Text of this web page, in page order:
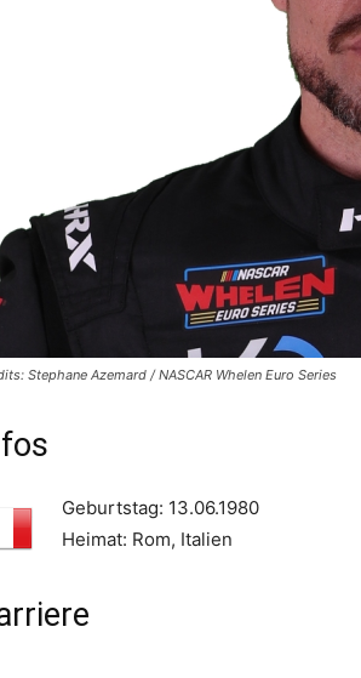
Stephane Azemard / NASCAR Whelen Euro Series
Geburtstag: 13.06.1980
Heimat: Rom, Italien